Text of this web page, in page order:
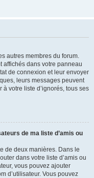
autres membres du forum.
affichés dans votre panneau
de connexion et leur envoyer
leurs messages peuvent
votre liste d’ignorés, tous ses
de ma liste d’amis ou
de deux manières. Dans le
dans votre liste d’amis ou
vous pouvez ajouter
d’utilisateur. Vous pouvez